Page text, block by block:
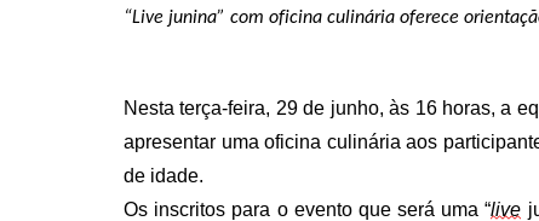
“Live junina” com oficina culinária oferece
Nesta terça-feira, 29 de junho,às 16 horas, a
apresentar uma oficina culinária aos
de idade.
Os inscritos para o evento que será uma “live